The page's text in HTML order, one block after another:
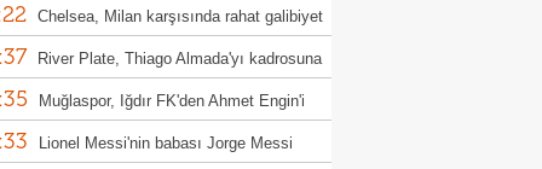
imza
Chelsea, Milan karşısında rahat galibiyet
River Plate, Thiago Almada'yı kadrosuna
Muğlaspor, Iğdır FK'den Ahmet Engin'i
ettiLionel Messi'nin babası Jorge Messi